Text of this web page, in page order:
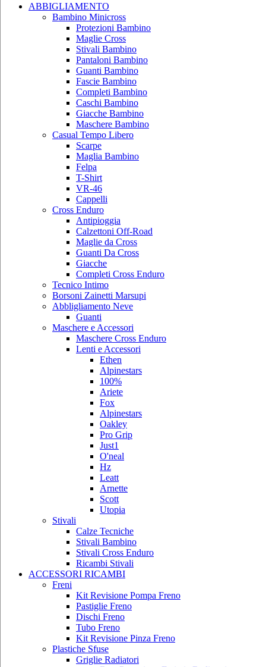
ABBIGLIAMENTO
Bambino Minicross
Protezioni Bambino
Maglie Cross
Stivali Bambino
Pantaloni Bambino
Guanti Bambino
Fascie Bambino
Completi Bambino
Caschi Bambino
Giacche Bambino
Maschere Bambino
Casual Tempo Libero
Scarpe
Maglia Bambino
Felpa
T-Shirt
VR-46
Cappelli
Cross Enduro
Antipioggia
Calzettoni Off-Road
Maglie da Cross
Guanti Da Cross
Giacche
Completi Cross Enduro
Tecnico Intimo
Borsoni Zainetti Marsupi
Abbligliamento Neve
Guanti
Maschere e Accessori
Maschere Cross Enduro
Lenti e Accessori
Ethen
Alpinestars
100%
Ariete
Fox
Alpinestars
Oakley
Pro Grip
Just1
O'neal
Hz
Leatt
Arnette
Scott
Utopia
Stivali
Calze Tecniche
Stivali Bambino
Stivali Cross Enduro
Ricambi Stivali
ACCESSORI RICAMBI
Freni
Kit Revisione Pompa Freno
Pastiglie Freno
Dischi Freno
Tubo Freno
Kit Revisione Pinza Freno
Plastiche Sfuse
Griglie Radiatori